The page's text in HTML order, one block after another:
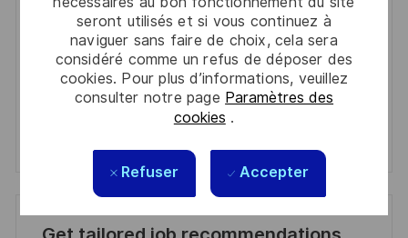
seront utilisés et si vous continuez à
naviguer sans faire de choix, cela sera
considéré comme un refus de déposer des
cookies. Pour plus d’informations, veuillez
consulter notre page Paramètres des
cookies .
Refuser Accepter
informations personnelles
Activer
Manage alerts